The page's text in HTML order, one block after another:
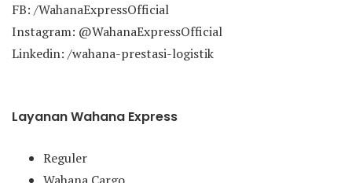
FB: /WahanaExpressOfficial
Instagram: @WahanaExpressOfficial
Linkedin: /wahana-prestasi-logistik
Layanan Wahana Express
Reguler